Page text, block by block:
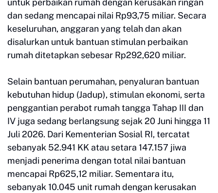
untuk perbaikan rumah dengan kerusakan ringan
dan sedang mencapai nilai Rp93,75 miliar. Secara
keseluruhan, anggaran yang telah dan akan
disalurkan untuk bantuan stimulan perbaikan
rumah ditetapkan sebesar Rp292,620 miliar.
Selain bantuan perumahan, penyaluran bantuan
kebutuhan hidup (Jadup), stimulan ekonomi, serta
penggantian perabot rumah tangga Tahap III dan
IV juga sedang berlangsung sejak 20 Juni hingga 11
Juli 2026. Dari Kementerian Sosial RI, tercatat
sebanyak 52.941 KK atau setara 147.157 jiwa
menjadi penerima dengan total nilai bantuan
mencapai Rp625,12 miliar. Sementara itu,
sebanyak 10.045 unit rumah dengan kerusakan